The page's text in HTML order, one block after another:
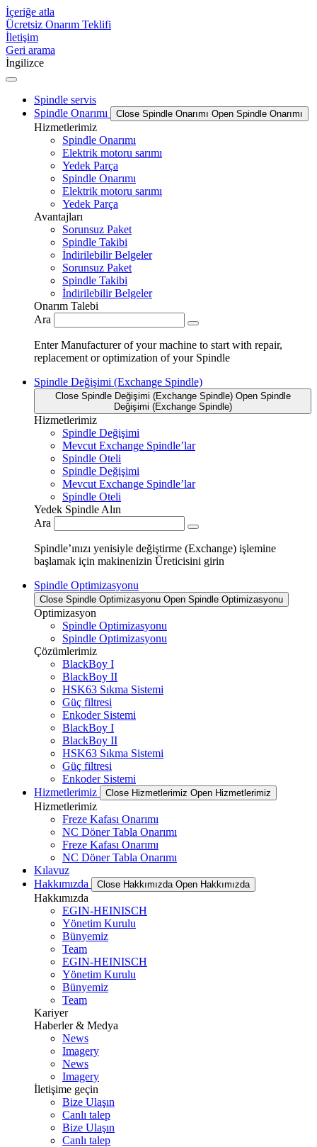
İçeriğe atla
Ücretsiz Onarım Teklifi
İletişim
Geri arama
İngilizce
Spindle servis
Spindle Onarımı
Close Spindle Onarımı Open Spindle Onarımı
Hizmetlerimiz
Spindle Onarımı
Elektrik motoru sarımı
Yedek Parça
Spindle Onarımı
Elektrik motoru sarımı
Yedek Parça
Avantajları
Sorunsuz Paket
Spindle Takibi
İndirilebilir Belgeler
Sorunsuz Paket
Spindle Takibi
İndirilebilir Belgeler
Onarım Talebi
Ara
Enter Manufacturer of your machine to start with repair,
replacement or optimization of your Spindle
Spindle Değişimi (Exchange Spindle)
Close Spindle Değişimi (Exchange Spindle) Open Spindle
Değişimi (Exchange Spindle)
Hizmetlerimiz
Spindle Değişimi
Mevcut Exchange Spindle’lar
Spindle Oteli
Spindle Değişimi
Mevcut Exchange Spindle’lar
Spindle Oteli
Yedek Spindle Alın
Ara
Spindle’ınızı yenisiyle değiştirme (Exchange) işlemine
başlamak için makinenizin Üreticisini girin
Spindle Optimizasyonu
Close Spindle Optimizasyonu Open Spindle Optimizasyonu
Optimizasyon
Spindle Optimizasyonu
Spindle Optimizasyonu
Çözümlerimiz
BlackBoy I
BlackBoy II
HSK63 Sıkma Sistemi
Güç filtresi
Enkoder Sistemi
BlackBoy I
BlackBoy II
HSK63 Sıkma Sistemi
Güç filtresi
Enkoder Sistemi
Hizmetlerimiz
Close Hizmetlerimiz Open Hizmetlerimiz
Hizmetlerimiz
Freze Kafası Onarımı
NC Döner Tabla Onarımı
Freze Kafası Onarımı
NC Döner Tabla Onarımı
Kılavuz
Hakkımızda
Close Hakkımızda Open Hakkımızda
Hakkımızda
EGIN-HEINISCH
Yönetim Kurulu
Bünyemiz
Team
EGIN-HEINISCH
Yönetim Kurulu
Bünyemiz
Team
Kariyer
Haberler & Medya
News
Imagery
News
Imagery
İletişime geçin
Bize Ulaşın
Canlı talep
Bize Ulaşın
Canlı talep